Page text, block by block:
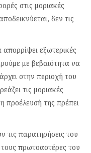
στις μοριακές
δεν τις
εξωτερικές
με βεβαιότητα να
στην περιοχή του
τις μοριακές
προέλευσή της πρέπει
τις παρατηρήσεις του
πρωτοαστέρες του